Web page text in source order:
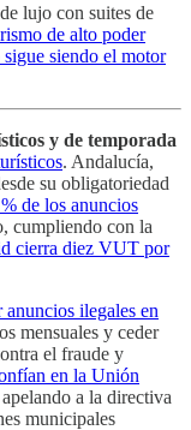
lujo con suites de
de alto poder
siendo el motor
y de temporada
. Andalucía,
su obligatoriedad
de los anuncios
cumpliendo con la
cierra diez VUT por
ilegales en
mensuales y ceder
el fraude y
en la Unión
apelando a la directiva
municipales